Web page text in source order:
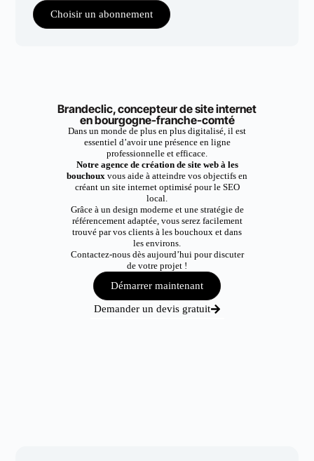
Choisir un abonnement
Brandeclic, concepteur de site internet
en bourgogne-franche-comté
Dans un monde de plus en plus digitalisé, il est
essentiel d’avoir une présence en ligne
professionnelle et efficace.
Notre agence de création de site web à les
bouchoux vous aide à atteindre vos objectifs en
créant un site internet optimisé pour le SEO
local.
Grâce à un design moderne et une stratégie de
référencement adaptée, vous serez facilement
trouvé par vos clients à les bouchoux et dans
les environs.
Contactez-nous dès aujourd’hui pour discuter
de votre projet !
Démarrer maintenant
Demander un devis gratuit